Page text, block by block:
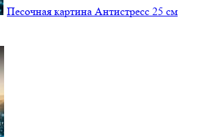
Песочная картина Антистресс 25 см